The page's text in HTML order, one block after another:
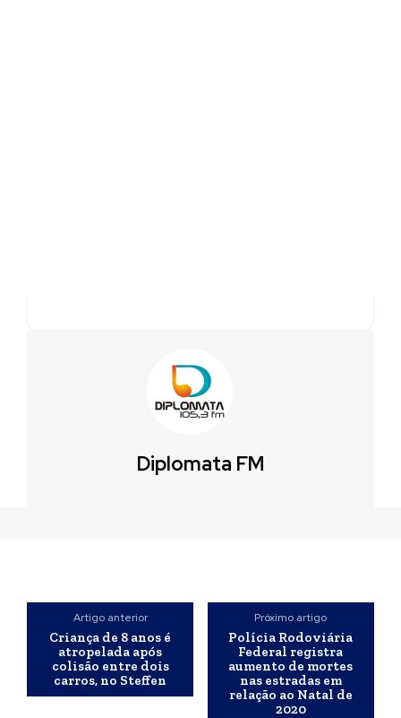
Diplomata FM
Artigo anterior
Criança de 8 anos é
atropelada após
colisão entre dois
carros, no Steffen
Próximo artigo
Polícia Rodoviária
Federal registra
aumento de mortes
nas estradas em
relação ao Natal de
2020